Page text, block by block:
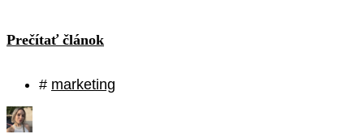
Prečítať článok
# marketing